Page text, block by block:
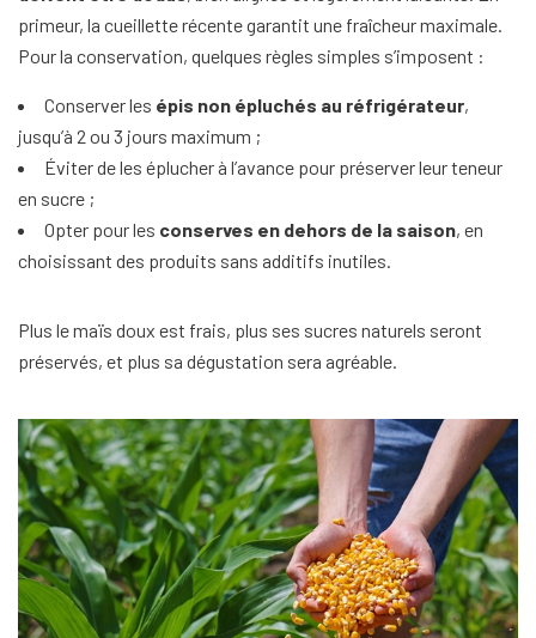
primeur, la cueillette récente garantit une fraîcheur maximale.
Pour la conservation, quelques règles simples s’imposent :
Conserver les épis non épluchés au réfrigérateur,
jusqu’à 2 ou 3 jours maximum ;
Éviter de les éplucher à l’avance pour préserver leur teneur
en sucre ;
Opter pour les conserves en dehors de la saison, en
choisissant des produits sans additifs inutiles.
Plus le maïs doux est frais, plus ses sucres naturels seront
préservés, et plus sa dégustation sera agréable.